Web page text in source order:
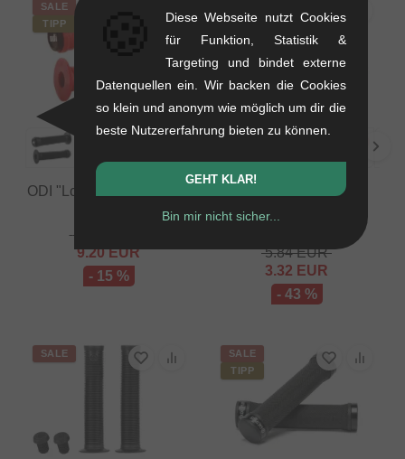
SALE
TIPP
ODI "Longneck ST" Griffe
10.88
9.20EUR
- 15 %
Colony Bikes "Much
5.84EUR
3.32 EUR
- 43 %
SALE
SALE
TIPP
Diese Webseite nutzt Cookies
für Funktion, Statistik &
Targeting und bindet externe
Datenquellen ein. Wir backen die Cookies
so klein und anonym wie möglich um dir die
beste Nutzererfahrung bieten zu können.
GEHT KLAR!
Bin mir nicht sicher...